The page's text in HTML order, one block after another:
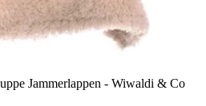
Jammerlappen - Wiwaldi & Co